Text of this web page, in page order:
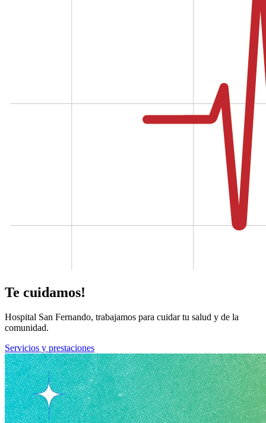
Te cuidamos!
Hospital San Fernando, trabajamos para cuidar tu salud y de la
comunidad.
Servicios y prestaciones